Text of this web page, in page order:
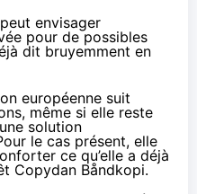
envisager
pour de possibles
dit bruyemment en
européenne suit
même si elle reste
solution
le cas présent, elle
ce qu’elle a déjà
Copydan Båndkopi.